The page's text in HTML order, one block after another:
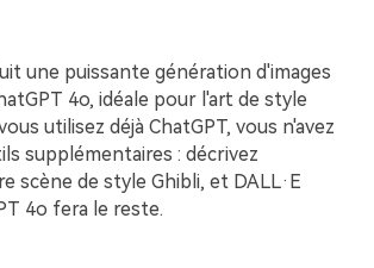
une puissante génération d'images
4o, idéale pour l'art de style
utilisez déjà ChatGPT, vous n'avez
supplémentaires : décrivez
scène de style Ghibli, et DALL·E
4o fera le reste.